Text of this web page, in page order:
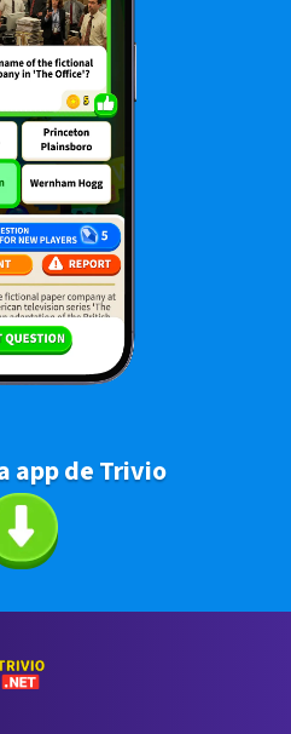
app de Trivio